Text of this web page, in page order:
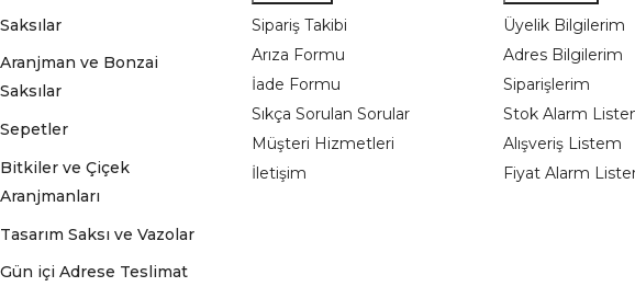
Saksılar
Aranjman ve Bonzai
Saksılar
Sepetler
Bitkiler ve Çiçek
Aranjmanları
Tasarım Saksı ve Vazolar
Gün içi Adrese Teslimat
Sipariş Takibi
Arıza Formu
İade Formu
Sıkça Sorulan Sorular
Müşteri Hizmetleri
İletişim
Üyelik Bilgilerim
Adres Bilgilerim
Siparişlerim
Stok Alarm
Alışveriş Listem
Fiyat Alarm